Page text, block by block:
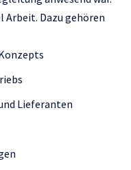
Arbeit. Dazu gehören
Lieferanten